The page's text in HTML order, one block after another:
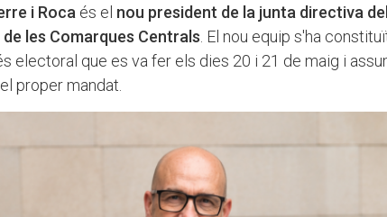
i Roca és el nou president de la junta directiva
les Comarques Centrals . El nou equip s'ha
electoral que es va fer els dies 20 i 21 de maig i
proper mandat.